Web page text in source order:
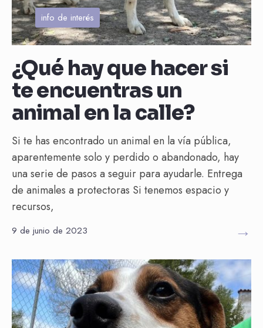
info de interés
¿Qué hay que hacer si
te encuentras un
animal en la calle?
Si te has encontrado un animal en la vía pública,
aparentemente solo y perdido o abandonado, hay
una serie de pasos a seguir para ayudarle. Entrega
de animales a protectoras Si tenemos espacio y
recursos,
9 de junio de 2023 →